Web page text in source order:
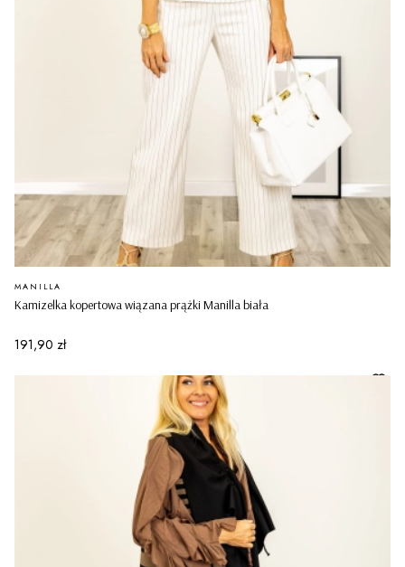
Kamizelka kopertowa wiązana prążki Manilla biała
PRODUCENT
MANILLA
Cena
191,90 zł